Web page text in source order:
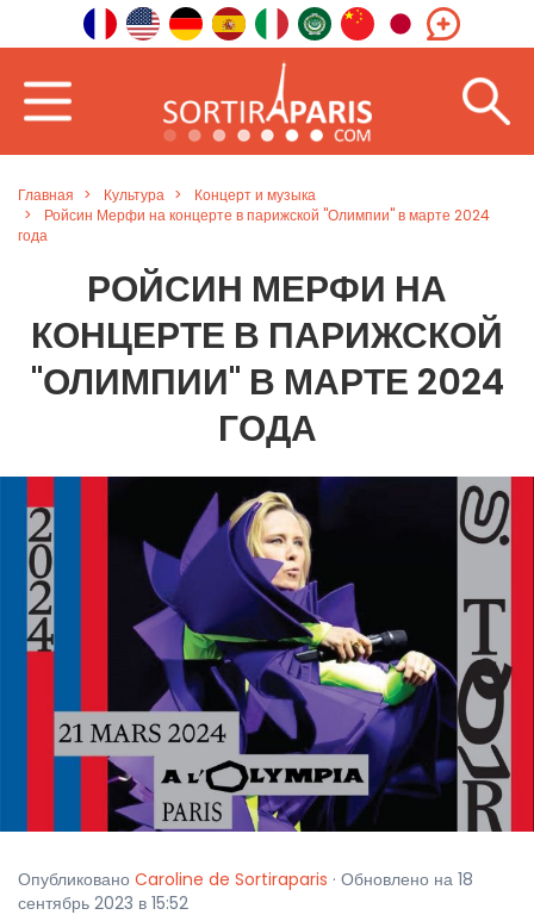
Главная Культура
Концерт и музыка
Ройсин Мерфи на концерте в парижской "Олимпии" в марте 2024
года
РОЙСИН МЕРФИ НА
КОНЦЕРТЕ В ПАРИЖСКОЙ
"ОЛИМПИИ" В МАРТЕ 2024
ГОДА
Опубликовано Caroline de Sortiraparis · Обновлено на 18
сентябрь 2023 в 15:52